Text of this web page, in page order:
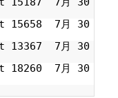
7月 30
7月 30
7月 30